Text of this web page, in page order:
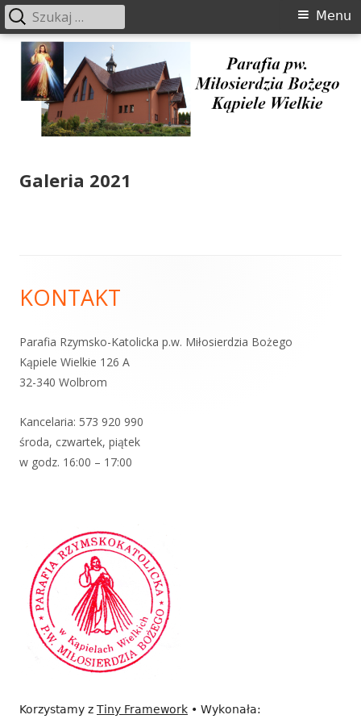
Przeskocz
treści
Kąpiele Wielkie
Menu
główne
Menu
Szukaj:
Galeria 2021
stopki
KONTAKT
Parafia Rzymsko-Katolicka p.w. Miłosierdzia Bożego
Kąpiele Wielkie 126 A
32-340 Wolbrom
Kancelaria: 573 920 990
środa, czwartek, piątek
w godz. 16:00 – 17:00
Korzystamy z Tiny Framework • Wykonała: